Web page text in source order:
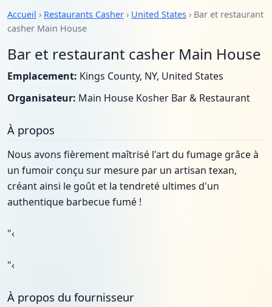
Accueil › Restaurants Casher › United States › Bar et restaurant
casher Main House
Bar et restaurant casher Main House
Emplacement: Kings County, NY, United States
Organisateur: Main House Kosher Bar & Restaurant
À propos
Nous avons fièrement maîtrisé l'art du fumage grâce à
un fumoir conçu sur mesure par un artisan texan,
créant ainsi le goût et la tendreté ultimes d'un
authentique barbecue fumé !
"‹
"‹
À propos du fournisseur